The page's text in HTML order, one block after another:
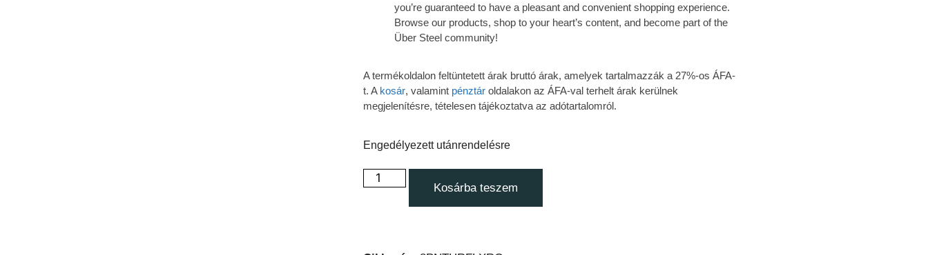
you’re guaranteed to have a pleasant and convenient shopping experience.
Browse our products, shop to your heart’s content, and become part of the
Über Steel community!
A termékoldalon feltüntetett árak bruttó árak, amelyek tartalmazzák a 27%-os ÁFA-
t. A kosár, valamint pénztár oldalakon az ÁFA-val terhelt árak kerülnek
megjelenítésre, tételesen tájékoztatva az adótartalomról.
Engedélyezett utánrendelésre
Kosárba teszem